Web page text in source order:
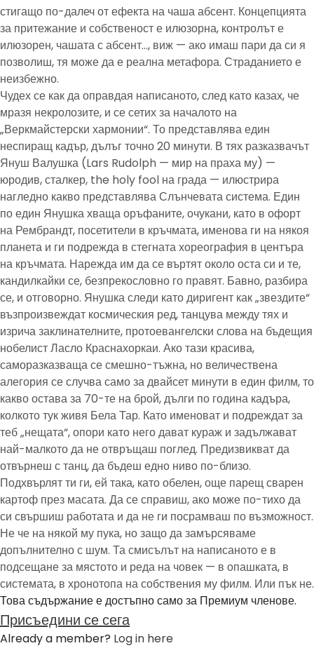
стигащо по-далеч от ефекта на чаша абсент. Концепцията
за притежание и собственост е илюзорна, контролът е
илюзорен, чашата с абсент…, виж — ако имаш пари да си я
позволиш, тя може да е реална метафора. Страданието е
неизбежно.
Чудех се как да оправдая написаното, след като казах, че
мразя некролозите, и се сетих за началото на
„Веркмайстерски хармонии“. То представлява един
неспиращ кадър, дълъг точно 20 минути. В тях разказвачът
Януш Валушка (Lars Rudolph — мир на праха му) —
юродив, сталкер, the holy fool на града — илюстрира
нагледно какво представлява Слънчевата система. Един
по един Янушка хваща оръфаните, очукани, като в офорт
на Рембрандт, посетители в кръчмата, именова ги на някоя
планета и ги подрежда в стегната хореография в центъра
на кръчмата. Нарежда им да се въртят около оста си и те,
кандилкайки се, безпрекословно го правят. Бавно, разбира
се, и отговорно. Янушка следи като диригент как „звездите“
възпроизвеждат космическия ред, танцува между тях и
изрича заклинателните, протоевангелски слова на бъдещия
нобелист Ласло Краснахоркаи. Ако тази красива,
саморазказваща се смешно-тъжна, но величествена
алегория се случва само за двайсет минути в един филм, то
какво остава за 70-те на брой, дълги по година кадъра,
колкото тук живя Бела Тар. Като именоват и подреждат за
теб „нещата“, опори като него дават кураж и задължават
най-малкото да не отвръщаш поглед. Предизвикват да
отвърнеш с танц, да бъдеш едно ниво по-близо.
Подхвърлят ти ги, ей така, като обелен, още парещ сварен
картоф през масата. Да се справиш, ако може по-тихо да
си свършиш работата и да не ги посрамваш по възможност.
Не че на някой му пука, но защо да замърсяваме
допълнително с шум. Та смисълът на написаното е в
подсещане за мястото и реда на човек — в опашката, в
системата, в хронотопа на собствения му филм. Или пък не.
Това съдържание е достъпно само за Премиум членове.
Присъедини се сега
Already a member? Log in here